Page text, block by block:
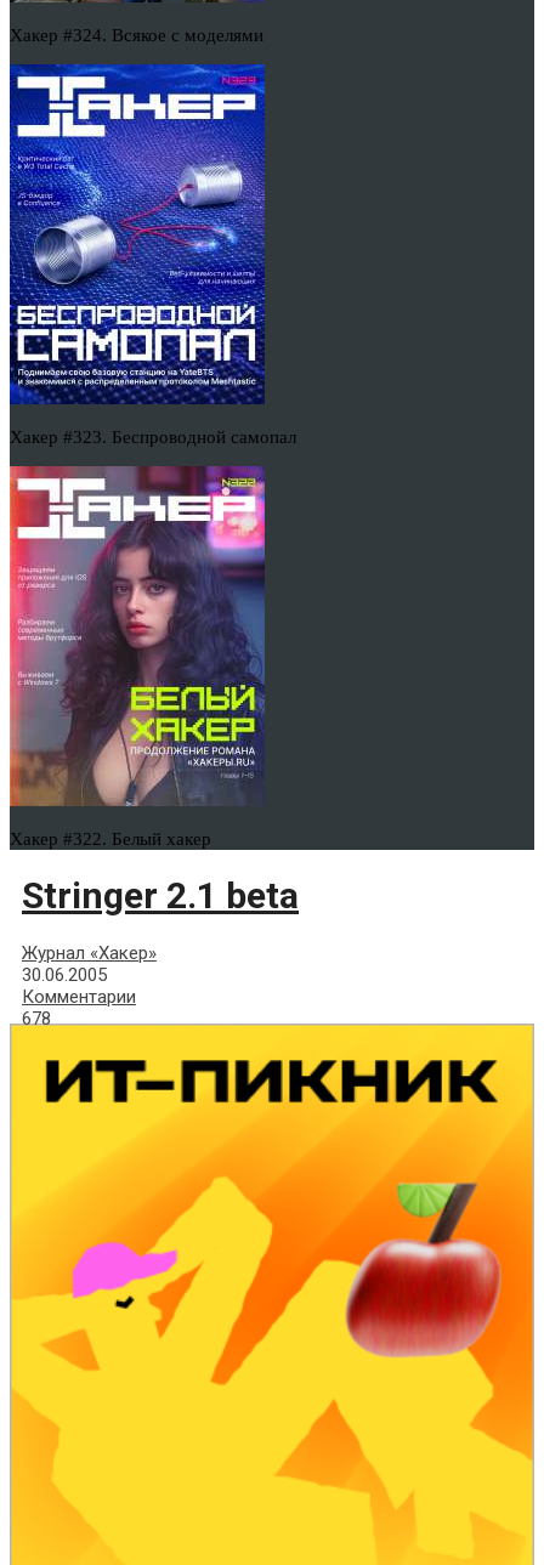
Хакер #324. Всякое с моделями
Хакер #323. Беспроводной самопал
Хакер #322. Белый хакер
Stringer 2.1 beta
Журнал «Хакер»
30.06.2005
Комментарии
678